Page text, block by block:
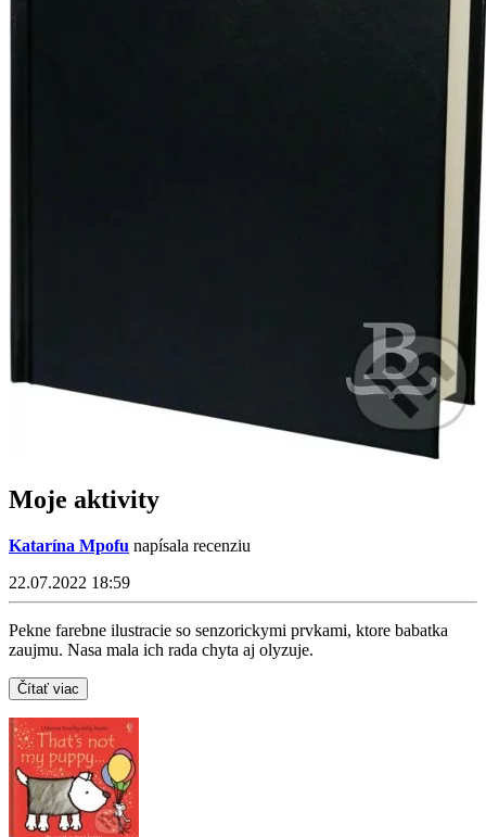
Moje aktivity
Katarína Mpofu napísala recenziu
22.07.2022 18:59
Pekne farebne ilustracie so senzorickymi prvkami, ktore babatka
zaujmu. Nasa mala ich rada chyta aj olyzuje.
Čítať viac